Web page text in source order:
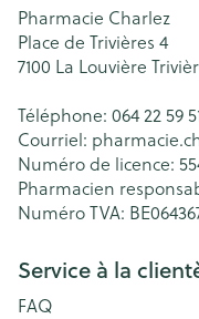
Pharmacie Charlez
Place de Trivières 4
7100 La Louvière
Téléphone: 064 22 59
Courriel:
Numéro de licence:
Pharmacien
Numéro TVA:
Service à la
FAQ